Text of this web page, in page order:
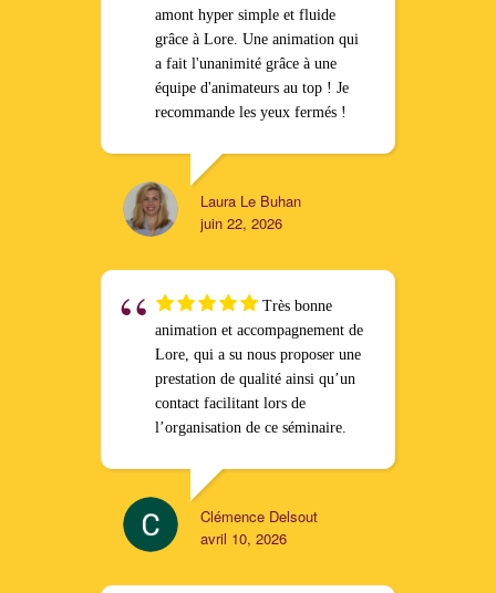
amont hyper simple et fluide
grâce à Lore. Une animation qui
a fait l'unanimité grâce à une
équipe d'animateurs au top ! Je
recommande les yeux fermés !
Laura Le Buhan
juin 22, 2026
Très bonne
animation et accompagnement de
Lore, qui a su nous proposer une
prestation de qualité ainsi qu’un
contact facilitant lors de
l’organisation de ce séminaire.
Clémence Delsout
avril 10, 2026